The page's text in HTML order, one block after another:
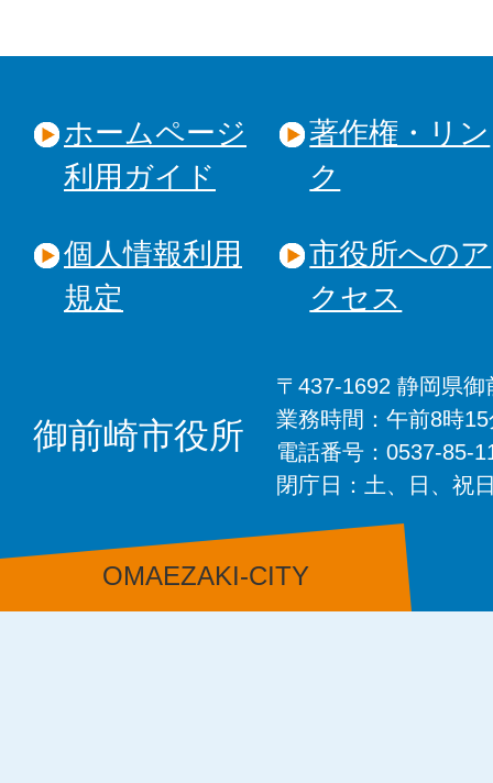
ホームページ
利用ガイド
著作権・リン
ク
個人情報利用
規定
市役所へのア
クセス
御前崎市役所
〒437-1692 静岡県
業務時間：午前8時
電話番号：0537-85-
閉庁日：土、日、祝
OMAEZAKI-CITY